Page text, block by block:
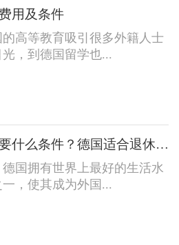
用及条件
的高等教育吸引很多外籍人士
光，到德国留学也...
德国退休签证申请需要什么条件？德国适合退休生活吗？
拥有世界上最好的生活水
一，使其成为外国...